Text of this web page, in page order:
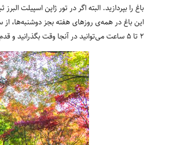
باغ را بپردازید. البته اگر در تور ژاپن اسپیلت
۲ تا ۵ ساعت می‌توانید در آنجا وقت بگذرانید و قدم بزنید.